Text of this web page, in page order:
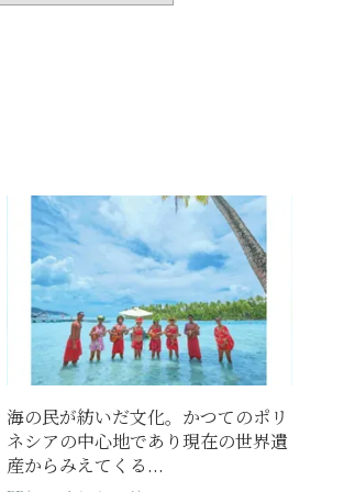
海の民が紡いだ文化。かつてのポリ
ネシアの中心地であり現在の世界遺
産からみえてくる...